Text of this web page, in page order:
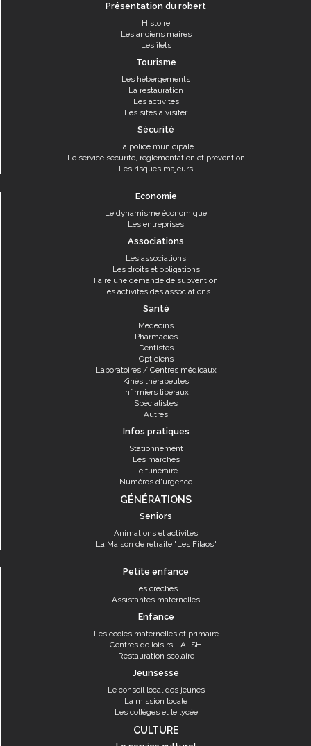
Présentation du robert
Histoire
Les anciens maires
Les îlets
Tourisme
Les hébergements
La restauration
Les activités
Les sites à visiter
Sécurité
La police municipale
Le service sécurité, réglementation et prévention
Les risques majeurs
Economie
Le dynamisme économique
Les entreprises
Associations
Les associations
Les droits et obligations
Faire une demande de subvention
Les activités des associations
Santé
Médecins
Pharmacies
Dentistes
Opticiens
Laboratoires / Centres médicaux
Kinésithérapeutes
Infirmiers libéraux
Spécialistes
Autres
Infos pratiques
Stationnement
Les marchés
Le funéraire
Numéros d'urgence
GÉNÉRATIONS
Seniors
Animations et activités
La Maison de retraite "Les Filaos"
Petite enfance
Les crèches
Assistantes maternelles
Enfance
Les écoles maternelles et primaire
Centres de loisirs - ALSH
Restauration scolaire
Jeunsesse
Le conseil local des jeunes
La mission locale
Les collèges et le lycée
CULTURE